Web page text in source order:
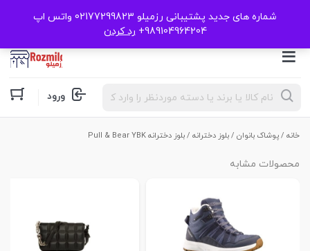
شماره های جدید پشتیبانی رزمیلو 02177299823 واتس اپ
989104964204+
رد کردن
Products
search ورود
خانه /پوشاک بانوان /بلوز دخترانه / بلوز دخترانه Pull & Bear YBK
محصولات مشابه